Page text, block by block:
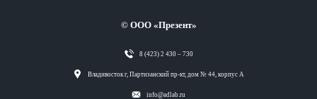
© ООО «Презент»
8 (423) 2 430 – 730
Владивосток г, Партизанский пр-кт, дом № 44, корпус А
info@adlab.ru